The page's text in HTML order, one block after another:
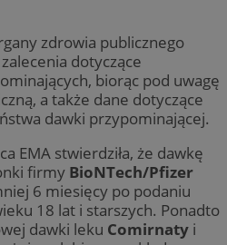
zdrowia publicznego
dotyczące
biorąc pod uwagę
a także dane dotyczące
dawki przypominającej.
EMA stwierdziła, że dawkę
firmy BioNTech/Pfizer
6 miesięcy po podaniu
18 lat i starszych. Ponadto
dawki leku Comirnaty i